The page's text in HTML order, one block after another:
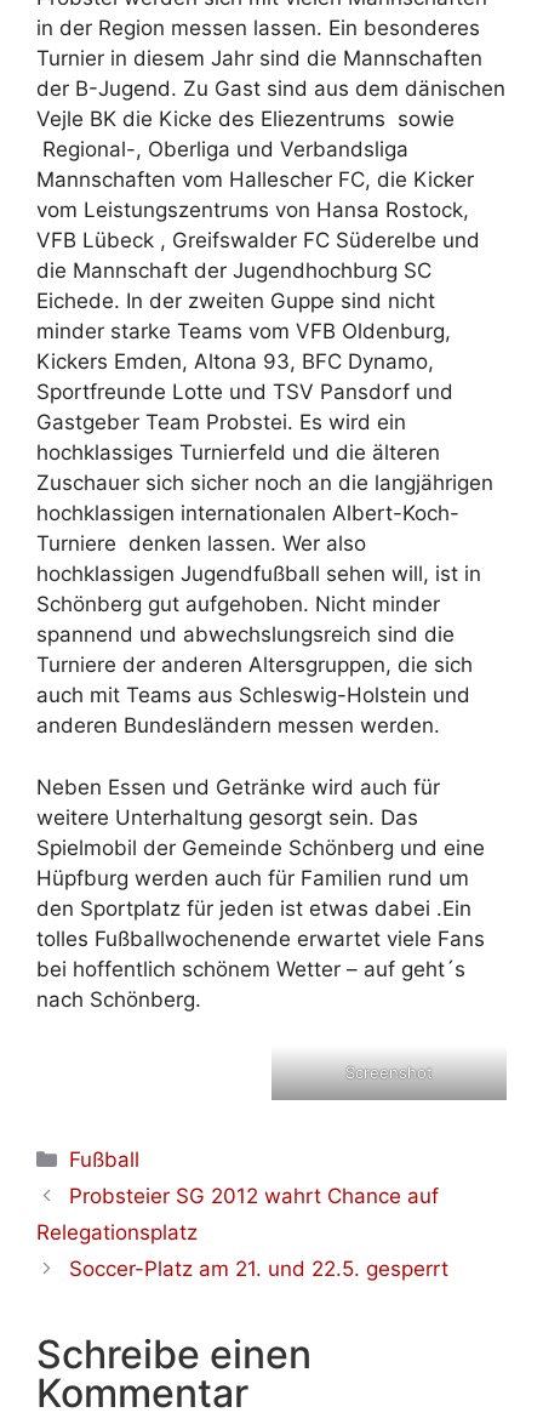
in der Region messen lassen. Ein besonderes
Turnier in diesem Jahr sind die Mannschaften
der B-Jugend. Zu Gast sind aus dem dänischen
Vejle BK die Kicke des Eliezentrums sowie
Regional-, Oberliga und Verbandsliga
Mannschaften vom Hallescher FC, die Kicker
vom Leistungszentrums von Hansa Rostock,
VFB Lübeck , Greifswalder FC Süderelbe und
die Mannschaft der Jugendhochburg SC
Eichede. In der zweiten Guppe sind nicht
minder starke Teams vom VFB Oldenburg,
Kickers Emden, Altona 93, BFC Dynamo,
Sportfreunde Lotte und TSV Pansdorf und
Gastgeber Team Probstei. Es wird ein
hochklassiges Turnierfeld und die älteren
Zuschauer sich sicher noch an die langjährigen
hochklassigen internationalen Albert-Koch-
Turniere denken lassen. Wer also
hochklassigen Jugendfußball sehen will, ist in
Schönberg gut aufgehoben. Nicht minder
spannend und abwechslungsreich sind die
Turniere der anderen Altersgruppen, die sich
auch mit Teams aus Schleswig-Holstein und
anderen Bundesländern messen werden.
Neben Essen und Getränke wird auch für
weitere Unterhaltung gesorgt sein. Das
Spielmobil der Gemeinde Schönberg und eine
Hüpfburg werden auch für Familien rund um
den Sportplatz für jeden ist etwas dabei .Ein
tolles Fußballwochenende erwartet viele Fans
bei hoffentlich schönem Wetter – auf geht´s
nach Schönberg.
Screenshot
Kategorien
Fußball
Probsteier SG 2012 wahrt Chance auf
Relegationsplatz
Soccer-Platz am 21. und 22.5. gesperrt
Schreibe einen
Kommentar